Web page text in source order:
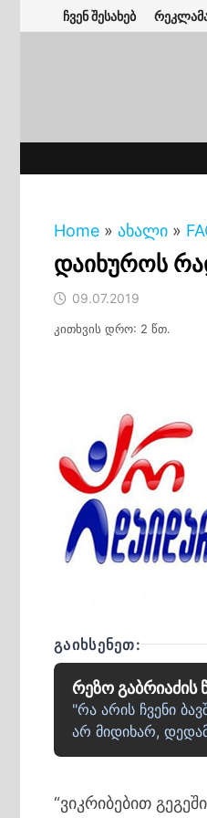
to
ჩვენ შესახებ
Home » ახალი »
დაიხუროს
09.07.2019
კითხვის დრო: 2 წთ.
ᲒᲐᲘᲮᲡᲔᲜᲔᲗ:
რეზო
"რა არის ჩვენი
არ მიდიხარ,
“ვიკრიბებით